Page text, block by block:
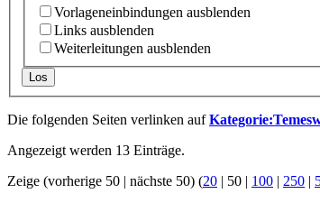
Vorlageneinbindungen ausblenden
Links ausblenden
Weiterleitungen ausblenden
Los
Die folgenden Seiten verlinken auf
Angezeigt werden 13 Einträge.
Zeige (vorherige 50 | nächste 50) (20 | 50 | 100 | 250 |